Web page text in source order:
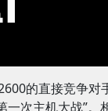
的直接竞争对
一次主机大战”。